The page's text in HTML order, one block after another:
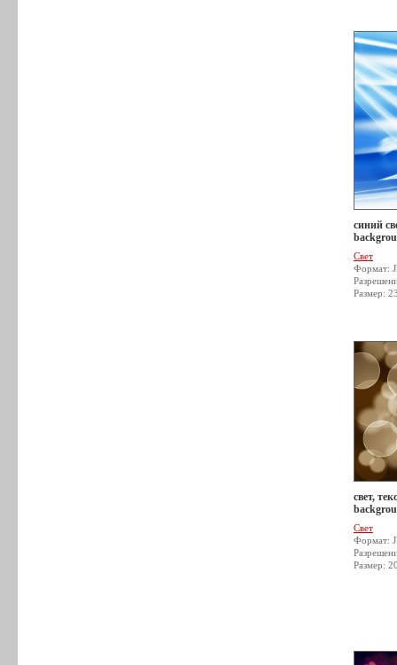
синий
Свет
Формат:
Размер:
свет,
Свет
Формат:
Размер: